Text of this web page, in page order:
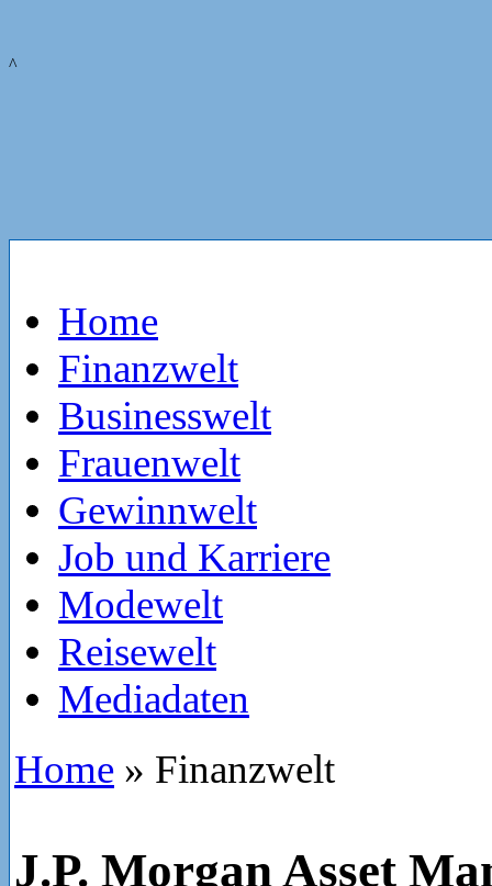
^
Home
Finanzwelt
Businesswelt
Frauenwelt
Gewinnwelt
Job und Karriere
Modewelt
Reisewelt
Mediadaten
Home » Finanzwelt
J.P. Morgan Asset